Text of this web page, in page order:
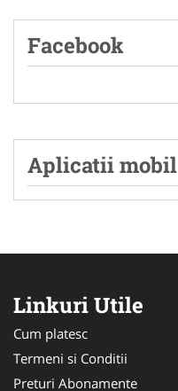
Facebook
Aplicatii mobil
Linkuri Utile
Cum platesc
Termeni si Conditii
Preturi Abonamente